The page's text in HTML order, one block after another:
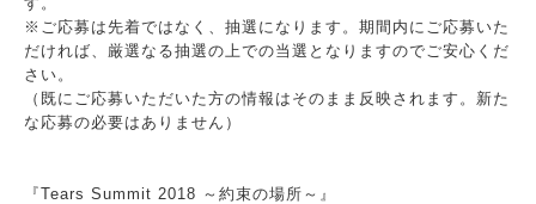
※ご応募は先着ではなく、抽選になります。期間内にご応募いた
だければ、厳選なる抽選の上での当選となりますのでご安心くだ
さい。
（既にご応募いただいた方の情報はそのまま反映されます。新た
な応募の必要はありません）
『Tears Summit 2018 ～約束の場所～』